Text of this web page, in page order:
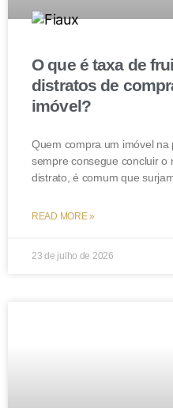
interessados o acesso
00518968220208190000,
PEREIRA DE
27/08/2020, VIGÉSIMA
Conclusão
O que se verifica é que
o processo de inventário.
deste tipo poderá
desvalorização do
O que é taxa de
distratos de
imóvel?
Quem compra um imóvel na
sempre consegue concluir o
distrato, é comum que
READ MORE »
23 de julho de 2026